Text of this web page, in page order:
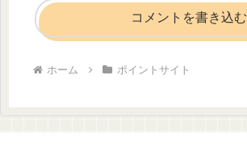
コメントを書き込む
ホーム ポイントサイト